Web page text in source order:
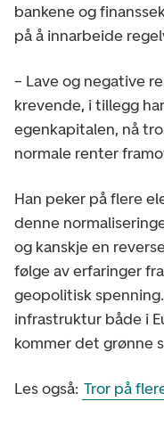
bankene og
på å innarbeide
– Lave og negative
krevende, i tillegg
egenkapitalen, nå
normale renter
Han peker på flere
denne
og kanskje en
følge av erfaringer
geopolitisk
infrastruktur både i
kommer det grønne
Les også: Tror på